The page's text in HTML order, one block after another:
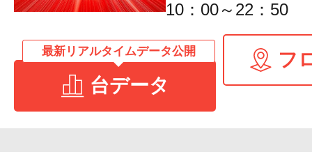
10：00～22：50
最新リアルタイムデータ公開
台データ
フ